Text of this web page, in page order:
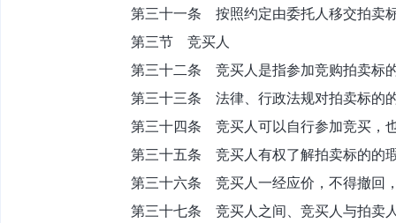
第三十一条 按照约定由委托人移交拍卖标
第三节 竞买人
第三十二条 竞买人是指参加竞购拍卖标的
第三十三条 法律、行政法规对拍卖标的的
第三十四条 竞买人可以自行参加竞买，也
第三十五条 竞买人有权了解拍卖标的的瑕
第三十六条 竞买人一经应价，不得撤回，
第三十七条 竞买人之间、竞买人与拍卖人